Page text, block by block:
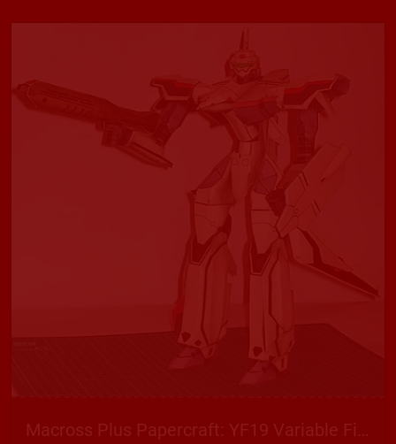
Macross Plus Papercraft: YF19 Variable Fighter